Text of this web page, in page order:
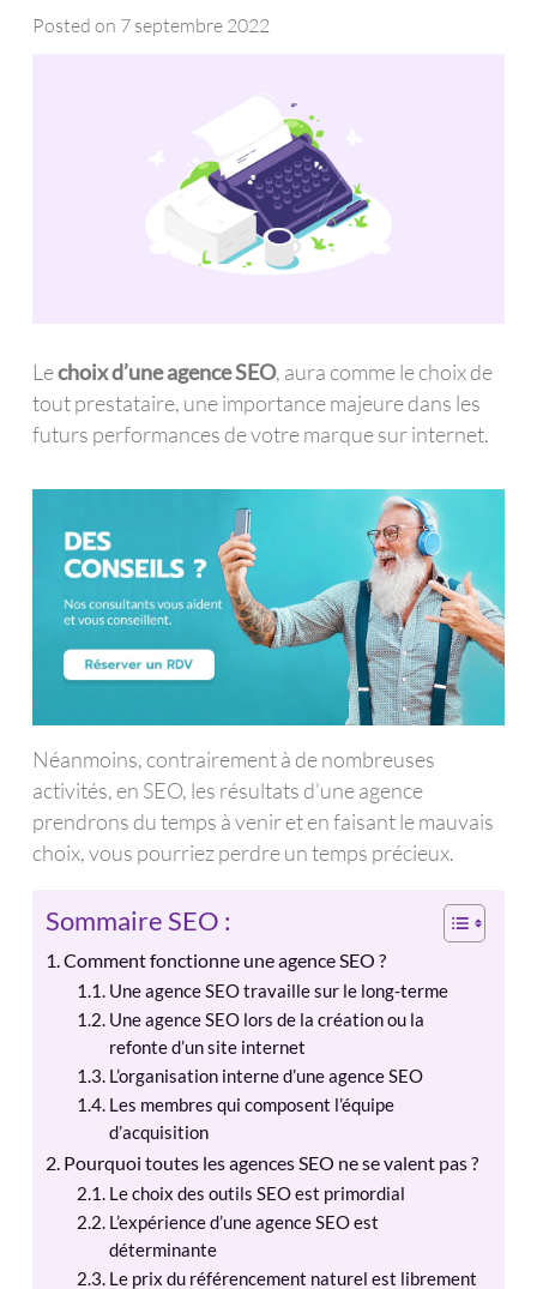
Posted on 7 septembre 2022
Lechoix d’une agence SEO, aura comme le choix de
tout prestataire, une importance majeure dans les
futurs performances de votre marque sur internet.
Néanmoins, contrairement à de nombreuses
activités, en SEO, les résultats d’une agence
prendrons du temps à venir et en faisant le mauvais
choix, vous pourriez perdre un temps précieux.
Sommaire SEO :
Comment fonctionne une agence SEO ?
Une agence SEO travaille sur le long-terme
Une agence SEO lors de la création ou la
refonte d’un site internet
L’organisation interne d’une agence SEO
Les membres qui composent l’équipe
d’acquisition
Pourquoi toutes les agences SEO ne se valent pas ?
Le choix des outils SEO est primordial
L’expérience d’une agence SEO est
déterminante
Le prix du référencement naturel est librement